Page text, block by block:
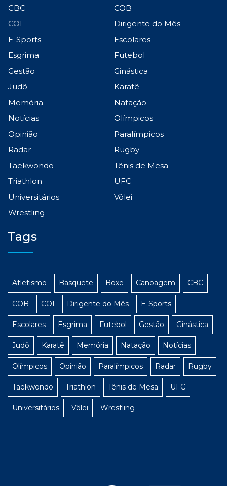
CBC
COB
COI
Dirigente do Mês
E-Sports
Escolares
Esgrima
Futebol
Gestão
Ginástica
Judô
Karatê
Memória
Natação
Notícias
Olímpicos
Opinião
Paralímpicos
Radar
Rugby
Taekwondo
Tênis de Mesa
Triathlon
UFC
Universitários
Vôlei
Wrestling
Tags
Atletismo Basquete Boxe Canoagem CBC
COB COI Dirigente do Mês E-Sports
Escolares Esgrima Futebol Gestão Ginástica
Judô Karatê Memória Natação Notícias
Olímpicos Opinião Paralímpicos Radar Rugby
Taekwondo Triathlon Tênis de Mesa UFC
Universitários Vôlei Wrestling